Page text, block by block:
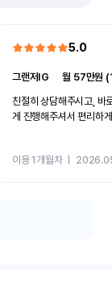
5.0
그랜저IG ㅣ월 57만원
친절히 상담해주시고, 바
게 진행해주셔서 편리하
이용 1개월차ㅣ